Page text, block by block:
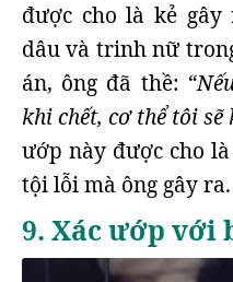
được cho là kẻ
dâu và trinh nữ
án, ông đã thề:
khi chết, cơ thể tôi sẽ
ướp này được cho
tội lỗi mà ông gây ra.
9. Xác ướp với